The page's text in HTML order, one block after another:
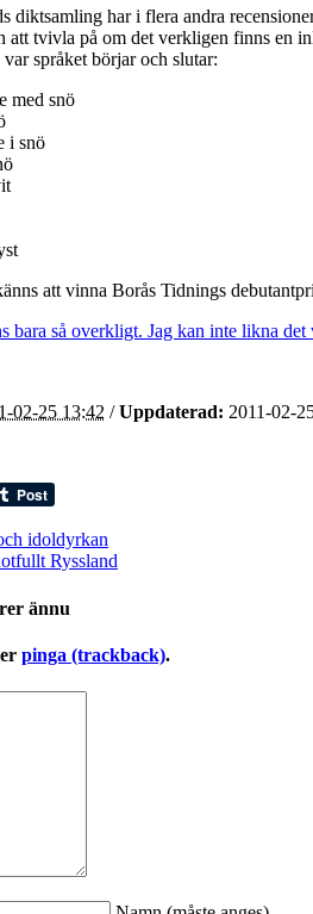
diktsamling har i flera andra
att tvivla på om det verkligen finns en
språket börjar och slutar:
med snö
i snö
att vinna Borås Tidnings
bara så overkligt. Jag kan inte likna det
02-25 13:42 /Uppdaterad: 2011-02-
idoldyrkan
Ryssland
ännu
pinga (trackback).